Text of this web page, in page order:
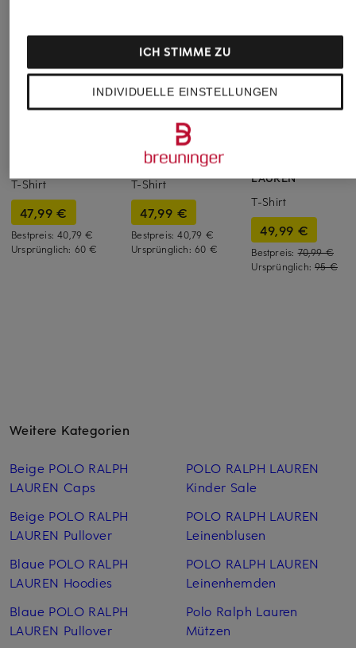
T-Shirt
47,99 €
Bestpreis:40,79 €
Ursprünglich: 60 €
+Aktionsrabatt
GANT
T-Shirt
47,99 €
Bestpreis:40,79 €
Ursprünglich: 60 €
LAUREN
T-Shirt
49,99 €
Bestpreis:70,99 €
Ursprünglich:95 €
Weitere Kategorien
Beige POLO RALPH
LAUREN Caps
Beige POLO RALPH
LAUREN Pullover
Blaue POLO RALPH
LAUREN Hoodies
Blaue POLO RALPH
LAUREN Pullover
POLO RALPH LAUREN
Kinder Sale
POLO RALPH LAUREN
Leinen­blusen
POLO RALPH LAUREN
Leinen­hemden
Polo Ralph Lauren
Mützen
INDIVIDUELLE EINSTELLUNGEN
ICH STIMME ZU